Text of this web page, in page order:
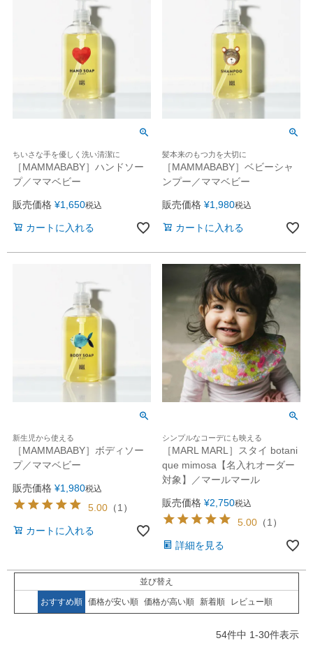
ちいさな手を優しく洗い清潔に
［MAMMABABY］ハンドソー
プ／ママベビー
販売価格 ¥1,650税込
カートに入れる
髪本来のもつ力を大切に
［MAMMABABY］ベビーシャ
ンプー／ママベビー
販売価格 ¥1,980税込
カートに入れる
新生児から使える
［MAMMABABY］ボディソー
プ／ママベビー
販売価格 ¥1,980税込
5.00 （1 ）
カートに入れる
シンプルなコーデにも映える
［MARL MARL］スタイ botani
que mimosa【名入れオーダー
対象】／マールマール
販売価格 ¥2,750税込
5.00 （1 ）
詳細を見る
並び替え
おすすめ順 価格が安い順 価格が高い順 新着順 レビュー順
54件中 1-30件表示